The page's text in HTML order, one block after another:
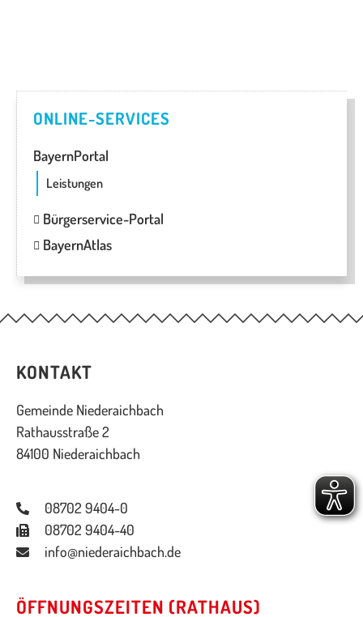
ONLINE-SERVICES
BayernPortal
Leistungen
Bürgerservice-Portal
BayernAtlas
KONTAKT
Gemeinde Niederaichbach
Rathausstraße 2
84100 Niederaichbach
08702 9404-0
08702 9404-40
info@niederaichbach.de
ÖFFNUNGSZEITEN (RATHAUS)